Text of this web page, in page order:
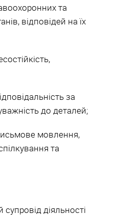
та
відповідей на їх
за
до деталей;
мовлення,
та
діяльності